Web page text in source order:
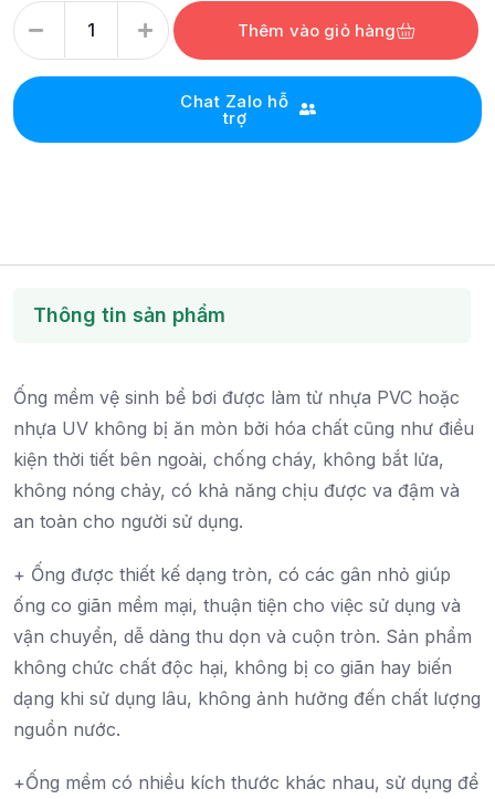
Thêm vào giỏ hàng
Chat Zalo hỗ
trợ
Thông tin sản phẩm
Ống mềm vệ sinh bể bơi được làm từ nhựa PVC hoặc
nhựa UV không bị ăn mòn bởi hóa chất cũng như điều
kiện thời tiết bên ngoài, chống cháy, không bắt lửa,
không nóng chảy, có khả năng chịu được va đậm và
an toàn cho người sử dụng.
+ Ống được thiết kế dạng tròn, có các gân nhỏ giúp
ống co giãn mềm mại, thuận tiện cho việc sử dụng và
vận chuyển, dễ dàng thu dọn và cuộn tròn. Sản phẩm
không chức chất độc hại, không bị co giãn hay biến
dạng khi sử dụng lâu, không ảnh hưởng đến chất lượng
nguồn nước.
+Ống mềm có nhiều kích thước khác nhau, sử dụng để